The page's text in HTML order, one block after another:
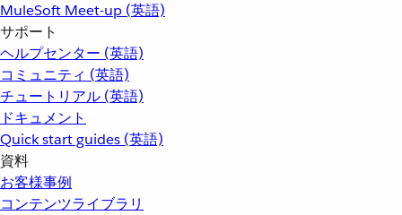
MuleSoft Meet-up (英語)
サポート
ヘルプセンター (英語)
コミュニティ (英語)
チュートリアル (英語)
ドキュメント
Quick start guides (英語)
資料
お客様事例
コンテンツライブラリ